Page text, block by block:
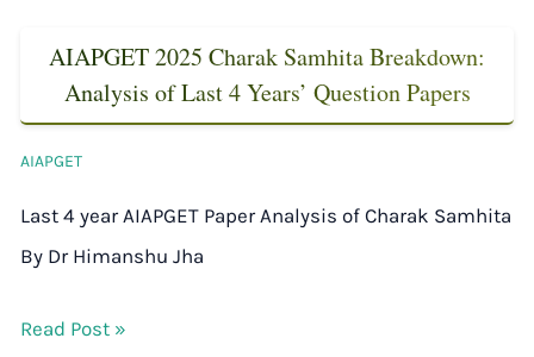
AIAPGET 2025 Charak Samhita Breakdown:
Analysis of Last 4 Years’ Question Papers
AIAPGET
Last 4 year AIAPGET Paper Analysis of Charak Samhita
By Dr Himanshu Jha
Read Post »